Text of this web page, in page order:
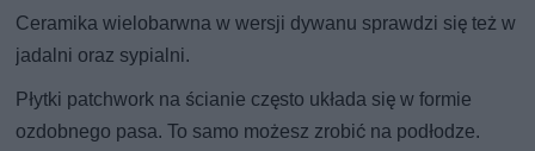
Ceramika wielobarwna w wersji dywanu sprawdzi się też w
jadalni oraz sypialni.
Płytki patchwork na ścianie często układa się w formie
ozdobnego pasa. To samo możesz zrobić na podłodze.